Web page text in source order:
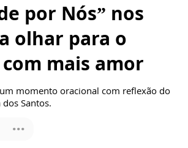
por Nós” nos
olhar para o
mais amor
momento oracional com reflexão do
Santos.